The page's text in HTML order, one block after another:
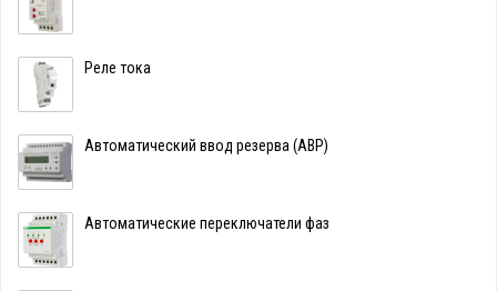
Реле тока
Автоматический ввод резерва (АВР)
Автоматические переключатели фаз